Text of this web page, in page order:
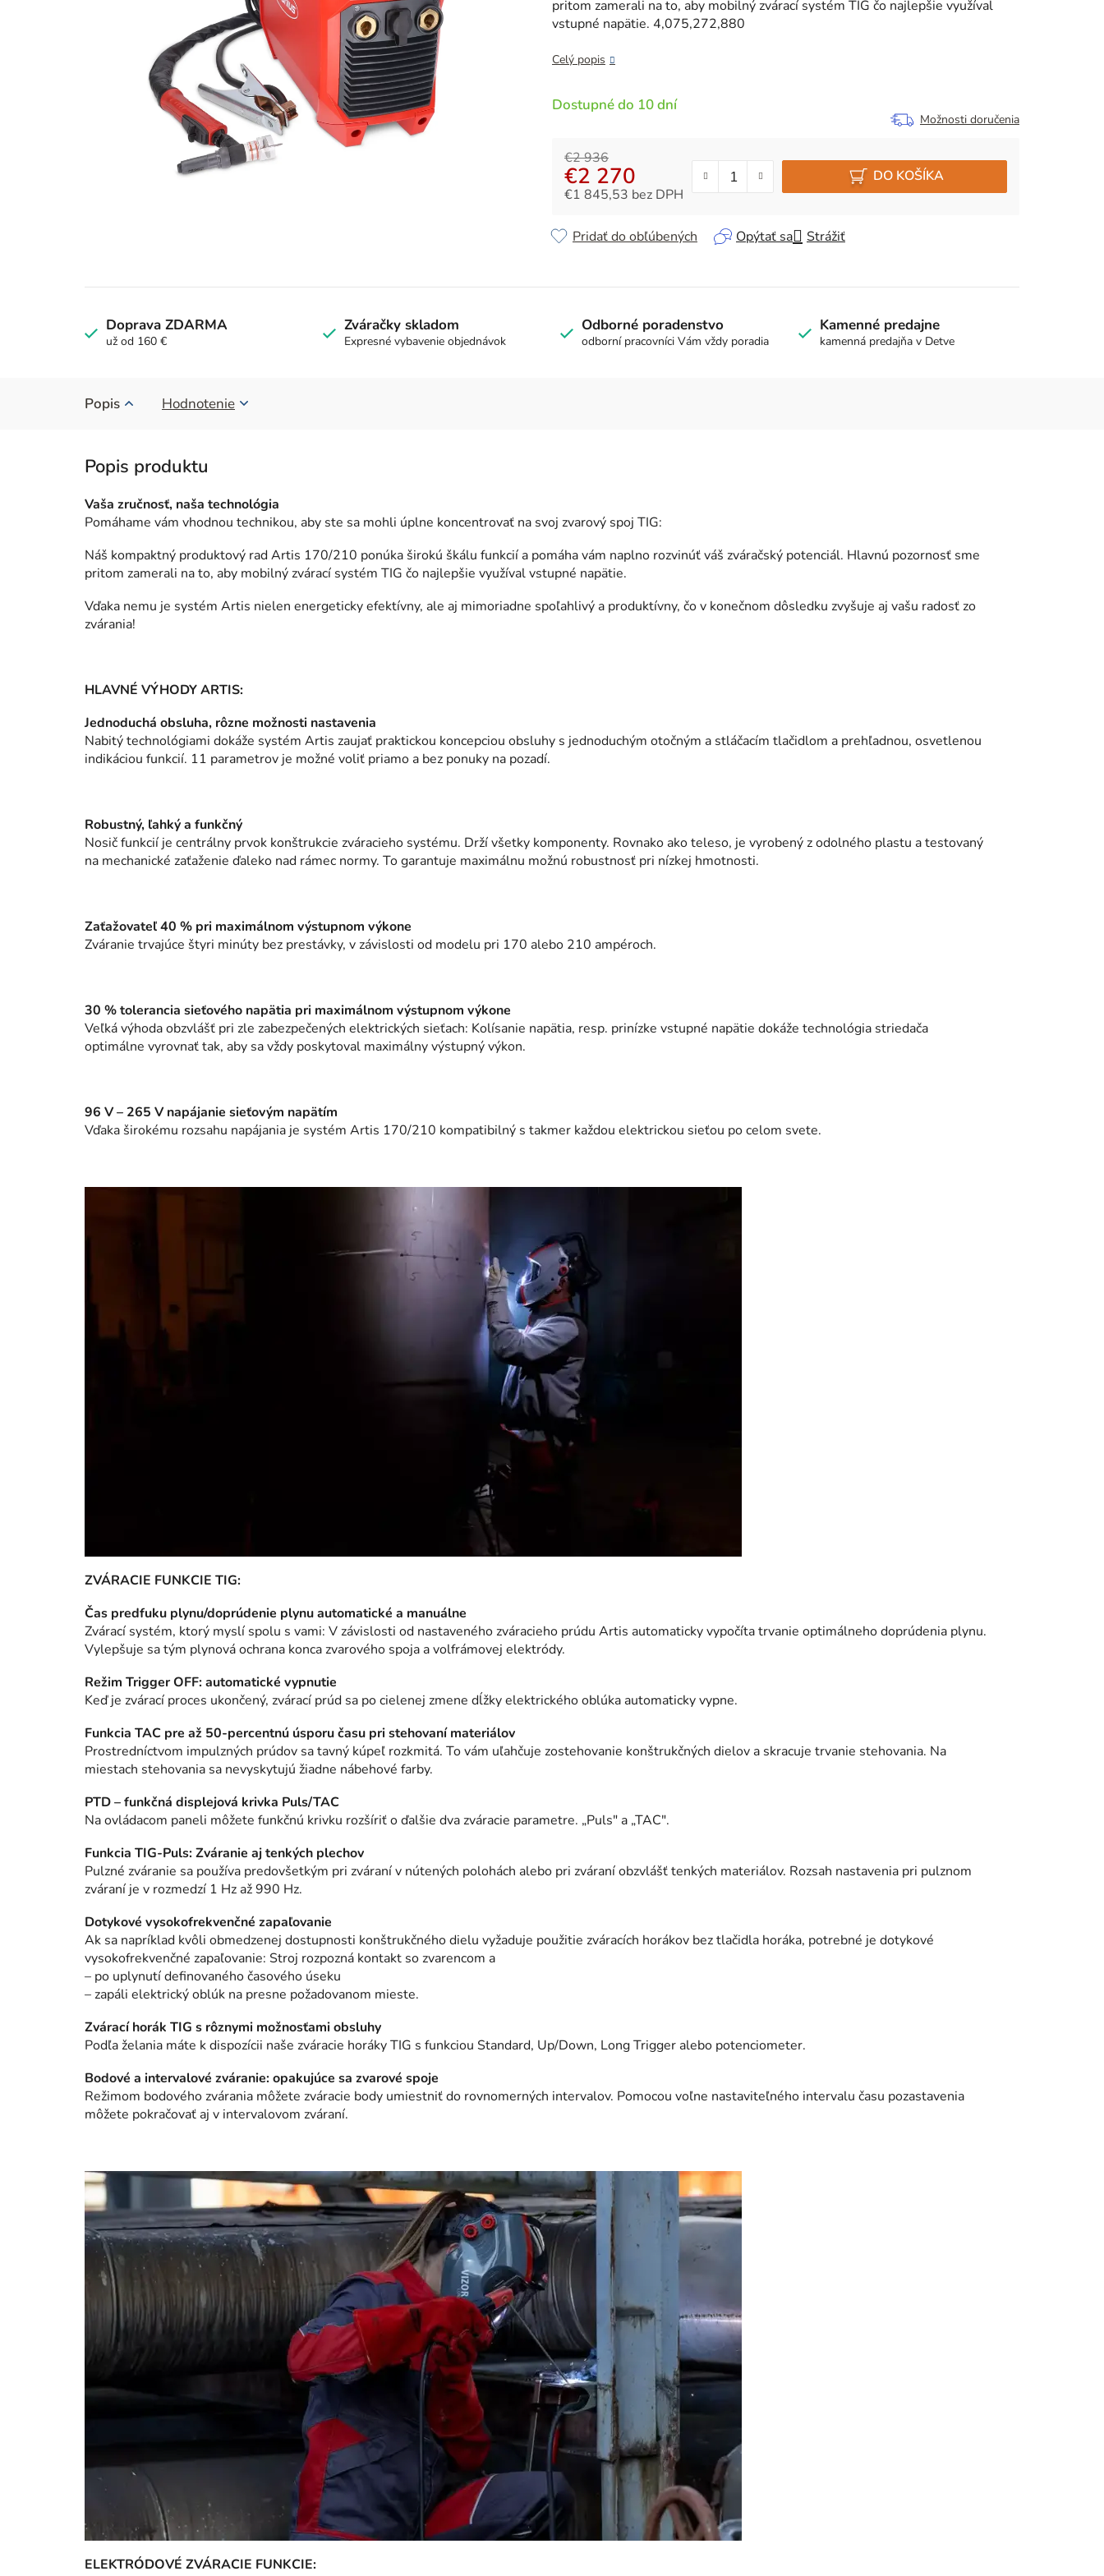
z
5
pritom zamerali na to, aby mobilný zvárací systém TIG čo najlepšie využíval
vstupné napätie. 4,075,272,880
Celý popis
Dostupné do 10 dní
Možnosti doručenia
€2 936
€2 270
€1 845,53 bez DPH
DO KOŠÍKA
Opýtať sa Strážiť
Pridať do obľúbených
Doprava ZDARMA
už od 160 €
Zváračky skladom
Expresné vybavenie objednávok
Odborné poradenstvo
odborní pracovníci Vám vždy poradia
Kamenné predajne
kamenná predajňa v Detve
Popis Hodnotenie
Vaša zručnosť, naša technológia
Pomáhame vám vhodnou technikou, aby ste sa mohli úplne koncentrovať na svoj zvarový spoj TIG:
Náš kompaktný produktový rad Artis 170/210 ponúka širokú škálu funkcií a pomáha vám naplno rozvinúť váš zváračský potenciál. Hlavnú pozornosť sme
pritom zamerali na to, aby mobilný zvárací systém TIG čo najlepšie využíval vstupné napätie.
Vďaka nemu je systém Artis nielen energeticky efektívny, ale aj mimoriadne spoľahlivý a produktívny, čo v konečnom dôsledku zvyšuje aj vašu radosť zo
zvárania!
HLAVNÉ VÝHODY ARTIS:
Jednoduchá obsluha, rôzne možnosti nastavenia
Nabitý technológiami dokáže systém Artis zaujať praktickou koncepciou obsluhy s jednoduchým otočným a stláčacím tlačidlom a prehľadnou, osvetlenou
indikáciou funkcií. 11 parametrov je možné voliť priamo a bez ponuky na pozadí.
Robustný, ľahký a funkčný
Nosič funkcií je centrálny prvok konštrukcie zváracieho systému. Drží všetky komponenty. Rovnako ako teleso, je vyrobený z odolného plastu a testovaný
na mechanické zaťaženie ďaleko nad rámec normy. To garantuje maximálnu možnú robustnosť pri nízkej hmotnosti.
Zaťažovateľ 40 % pri maximálnom výstupnom výkone
Zváranie trvajúce štyri minúty bez prestávky, v závislosti od modelu pri 170 alebo 210 ampéroch.
30 % tolerancia sieťového napätia pri maximálnom výstupnom výkone
Veľká výhoda obzvlášť pri zle zabezpečených elektrických sieťach: Kolísanie napätia, resp. prinízke vstupné napätie dokáže technológia striedača
optimálne vyrovnať tak, aby sa vždy poskytoval maximálny výstupný výkon.
96 V – 265 V napájanie sieťovým napätím
Vďaka širokému rozsahu napájania je systém Artis 170/210 kompatibilný s takmer každou elektrickou sieťou po celom svete.
ZVÁRACIE FUNKCIE TIG:
Čas predfuku plynu/doprúdenie plynu automatické a manuálne
Zvárací systém, ktorý myslí spolu s vami: V závislosti od nastaveného zváracieho prúdu Artis automaticky vypočíta trvanie optimálneho doprúdenia plynu.
Vylepšuje sa tým plynová ochrana konca zvarového spoja a volfrámovej elektródy.
Režim Trigger OFF: automatické vypnutie
Keď je zvárací proces ukončený, zvárací prúd sa po cielenej zmene dĺžky elektrického oblúka automaticky vypne.
Funkcia TAC pre až 50-percentnú úsporu času pri stehovaní materiálov
Prostredníctvom impulzných prúdov sa tavný kúpeľ rozkmitá. To vám uľahčuje zostehovanie konštrukčných dielov a skracuje trvanie stehovania. Na
miestach stehovania sa nevyskytujú žiadne nábehové farby.
PTD – funkčná displejová krivka Puls/TAC
Na ovládacom paneli môžete funkčnú krivku rozšíriť o ďalšie dva zváracie parametre. „Puls" a „TAC".
Funkcia TIG-Puls: Zváranie aj tenkých plechov
Pulzné zváranie sa používa predovšetkým pri zváraní v nútených polohách alebo pri zváraní obzvlášť tenkých materiálov. Rozsah nastavenia pri pulznom
zváraní je v rozmedzí 1 Hz až 990 Hz.
Dotykové vysokofrekvenčné zapaľovanie
Ak sa napríklad kvôli obmedzenej dostupnosti konštrukčného dielu vyžaduje použitie zváracích horákov bez tlačidla horáka, potrebné je dotykové
vysokofrekvenčné zapaľovanie: Stroj rozpozná kontakt so zvarencom a
– po uplynutí definovaného časového úseku
– zapáli elektrický oblúk na presne požadovanom mieste.
Zvárací horák TIG s rôznymi možnosťami obsluhy
Podľa želania máte k dispozícii naše zváracie horáky TIG s funkciou Standard, Up/Down, Long Trigger alebo potenciometer.
Bodové a intervalové zváranie: opakujúce sa zvarové spoje
Režimom bodového zvárania môžete zváracie body umiestniť do rovnomerných intervalov. Pomocou voľne nastaviteľného intervalu času pozastavenia
môžete pokračovať aj v intervalovom zváraní.
ELEKTRÓDOVÉ ZVÁRACIE FUNKCIE: